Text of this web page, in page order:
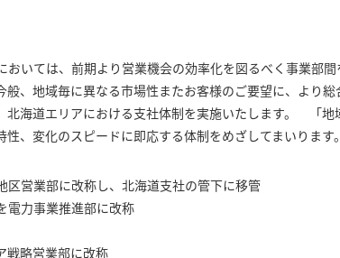
おいては、前期より営業機会の効率化を図るべく事業部
般、地域毎に異なる市場性またお客様のご要望に、より
北海道エリアにおける支社体制を実施いたします。 「地
、変化のスピードに即応する体制をめざしてまいります。
区営業部に改称し、北海道支社の管下に移管
電力事業推進部に改称
戦略営業部に改称